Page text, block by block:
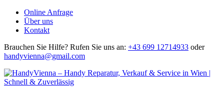
Online Anfrage
Über uns
Kontakt
Brauchen Sie Hilfe? Rufen Sie uns an: +43 699 12714933 oder
handyvienna@gmail.com